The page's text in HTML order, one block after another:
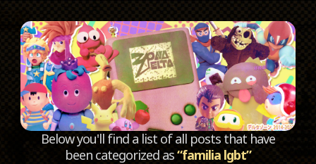
Below you'll find a list of all posts that have
been categorized as“familia lgbt”